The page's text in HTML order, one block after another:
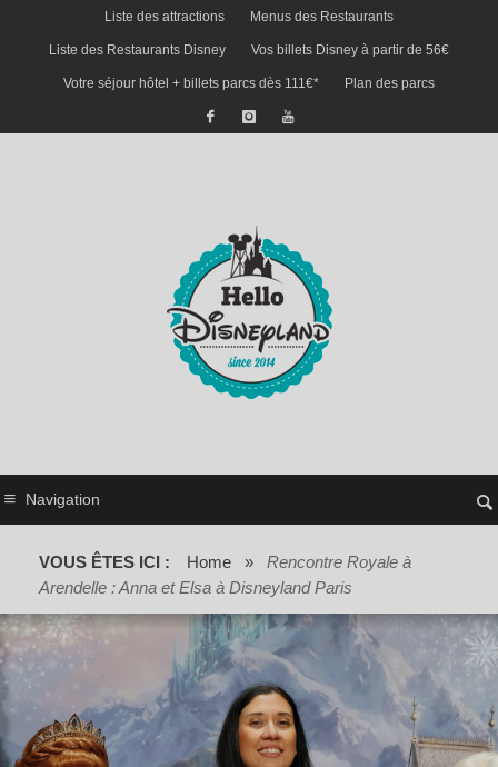
Liste des attractions Menus des Restaurants
Liste des Restaurants Disney Vos billets Disney à partir de 56€
Votre séjour hôtel + billets parcs dès 111€* Plan des parcs
Navigation
VOUS ÊTES ICI : Home »
Rencontre Royale à
Arendelle : Anna et Elsa à Disneyland Paris